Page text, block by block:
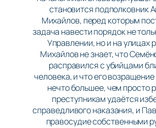
становится подполковник
Михайлов, перед которым
задача навести порядок не
Управлении, но и на улицах
Михайлов не знает, что
расправился с убийцами
человека, и что его
нечто большее, чем просто
преступникам удаётся
справедливого наказания, и
правосудие собственными